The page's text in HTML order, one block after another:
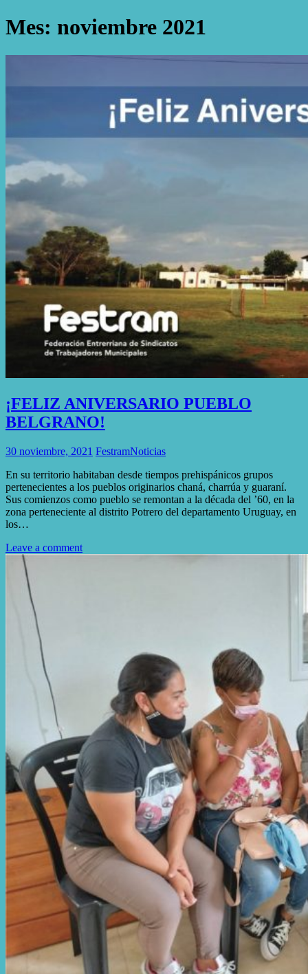
Mes: noviembre 2021
¡FELIZ ANIVERSARIO PUEBLO
BELGRANO!
30 noviembre, 2021 FestramNoticias
En su territorio habitaban desde tiempos prehispánicos grupos
pertenecientes a los pueblos originarios chaná, charrúa y guaraní.
Sus comienzos como pueblo se remontan a la década del ’60, en la
zona perteneciente al distrito Potrero del departamento Uruguay, en
los…
Leave a comment